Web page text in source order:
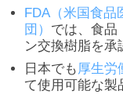
FDA（米国食品
団） では、食品
ン交換樹脂を承
日本でも厚生労
て使用可能な製